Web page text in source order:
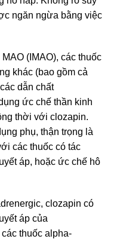
ngăn ngừa bằng việc
(IMAO), các thuốc
khác (bao gồm cả
dẫn chất
ức chế thần kinh
thời với clozapin.
phụ, thận trọng là
các thuốc có tác
áp, hoặc ức chế hô
clozapin có
áp của
thuốc alpha-